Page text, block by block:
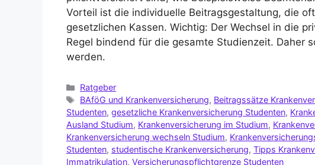
Vorteil ist die individuelle Beitragsgestaltung, die
gesetzlichen Kassen. Wichtig: Der Wechsel in die
Regel bindend für die gesamte Studienzeit. Daher
werden.
Ratgeber
BAföG und Krankenversicherung, Beitragssätze
Studenten, gesetzliche Krankenversicherung Studenten,
Ausland Studium, Krankenversicherung im Studium,
Krankenversicherung wechseln Studium,
Studenten, studentische Krankenversicherung, Tipps
Immatrikulation, Versicherungspflichtgrenze Studenten